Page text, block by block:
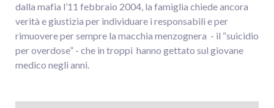
dalla mafia l’11 febbraio 2004, la famiglia chiede ancora
verità e giustizia per individuare i responsabili e per
rimuovere per sempre la macchia menzognera - il “suicidio
per overdose” - che in troppi hanno gettato sul giovane
medico negli anni.